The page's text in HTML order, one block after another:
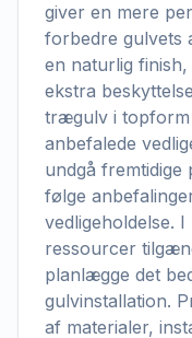
giver en mere
forbedre gulvets
en naturlig
ekstra
trægulv i topform
anbefalede
undgå fremtidige
følge
vedligeholdelse.
ressourcer
planlægge det
gulvinstallation.
af materialer,